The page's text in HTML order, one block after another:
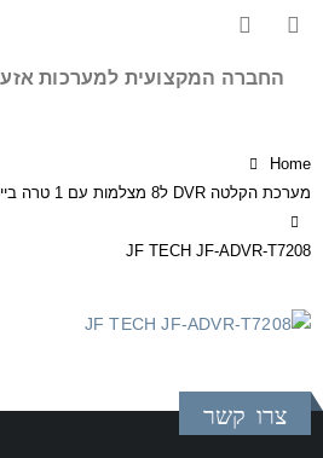
החברה המקצועית למערכות
Home
מערכת הקלטה DVR ל8 מצלמות עם 1 טרה בייט JF TECH JF-ADVR-T7208
JF TECH JF-ADVR-T7208
צרו קשר